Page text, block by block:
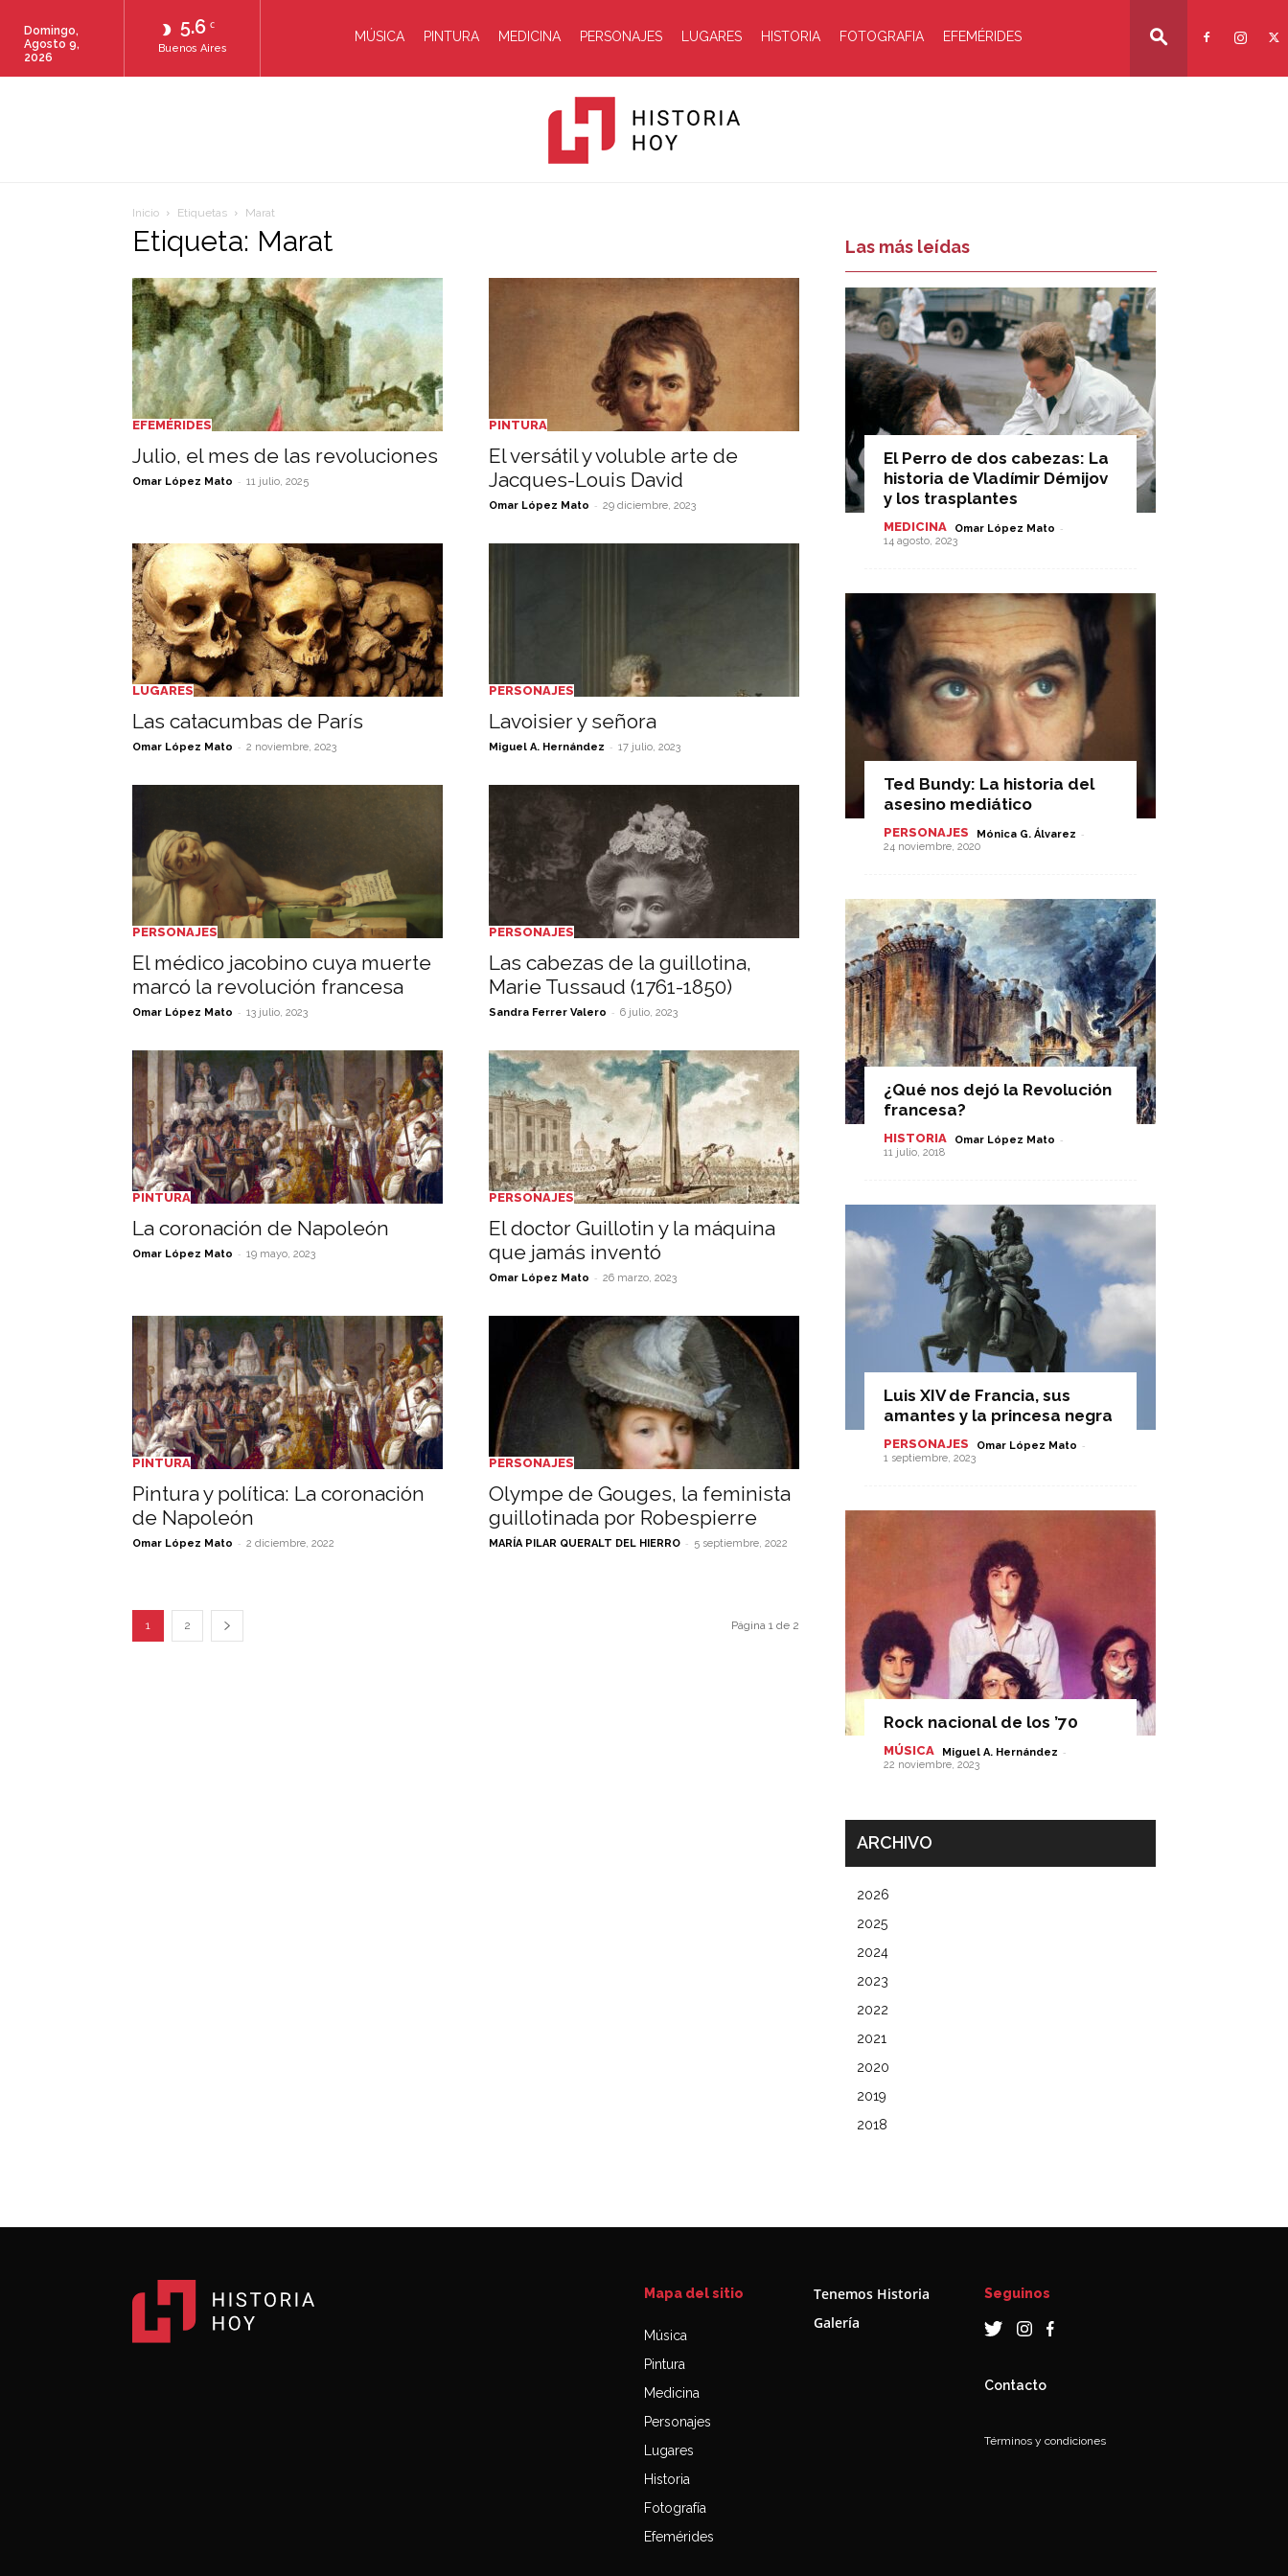
5.6 C
Buenos Aires
Domingo,
Agosto 9,
2026
MÚSICA PINTURA MEDICINA PERSONAJES LUGARES HISTORIA FOTOGRAFIA EFEMÉRIDES
Hoy
Inicio Etiquetas Marat
Etiqueta: Marat
EFEMÉRIDES
Julio, el mes de las revoluciones
Omar López Mato - 11 julio, 2025
PINTURA
El versátil y voluble arte de
Jacques-Louis David
Omar López Mato - 29 diciembre, 2023
LUGARES
Las catacumbas de París
Omar López Mato - 2 noviembre, 2023
PERSONAJES
Lavoisier y señora
Miguel A. Hernández - 17 julio, 2023
PERSONAJES
El médico jacobino cuya muerte
marcó la revolución francesa
Omar López Mato - 13 julio, 2023
PERSONAJES
Las cabezas de la guillotina,
Marie Tussaud (1761-1850)
Sandra Ferrer Valero - 6 julio, 2023
PINTURA
La coronación de Napoleón
Omar López Mato - 19 mayo, 2023
PERSONAJES
El doctor Guillotin y la máquina
que jamás inventó
Omar López Mato - 26 marzo, 2023
PINTURA
Pintura y política: La coronación
de Napoleón
Omar López Mato - 2 diciembre, 2022
PERSONAJES
Olympe de Gouges, la feminista
guillotinada por Robespierre
MARÍA PILAR QUERALT DEL HIERRO - 5 septiembre, 2022
1 2 Página 1 de 2
Las más leídas
El Perro de dos cabezas: La
historia de Vladímir Démijov
y los trasplantes
MEDICINA Omar López Mato -
14 agosto, 2023
Ted Bundy: La historia del
asesino mediático
PERSONAJES Mónica G. Álvarez -
24 noviembre, 2020
¿Qué nos dejó la Revolución
francesa?
HISTORIA Omar López Mato -
11 julio, 2018
Luis XIV de Francia, sus
amantes y la princesa negra
PERSONAJES Omar López Mato -
1 septiembre, 2023
Rock nacional de los ’70
MÚSICA Miguel A. Hernández -
22 noviembre, 2023
ARCHIVO
2026
2025
2024
2023
2022
2021
2020
2019
2018
Mapa del sitio
Música
Pintura
Medicina
Personajes
Lugares
Historia
Fotografía
Efemérides
Tenemos Historia
Galería
Seguinos
Contacto
Términos y condiciones